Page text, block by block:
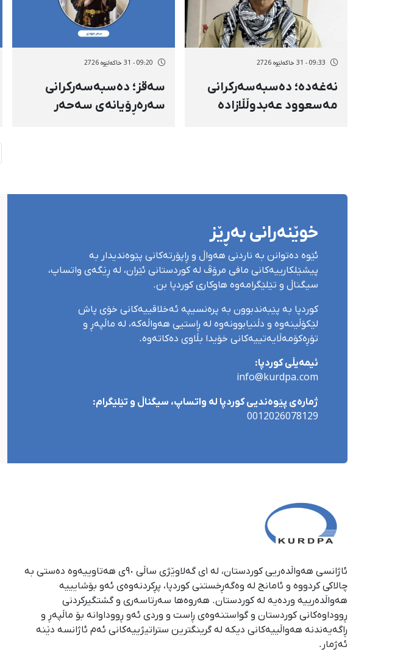
09:33 - 31 خاکەلێوه 2726
نەغەدە؛ دەسبەسەرکرانی
مەسعوود عەبدوڵڵازادە
09:20 - 31 خاکەلێوه 2726
سەقز؛ دەسبەسەرکرانی
سەرەڕۆیانەی سەحەر
خوێنەرانی بەڕێز
ئێوە دەتوانن بە ناردنی هەواڵ و ڕاپۆرتەکانی پێوەندیدار بە
پیشێلکارییەکانی مافی مرۆڤ لە کوردستانی ئێران، لە ڕێگەی واتساپ،
سیگناڵ و تێلێگرامەوە هاوکاری کوردپا بن.
کوردپا بە پێبەندبوون بە پرەنسیپە ئەخلاقییەکانی خۆی پاش
لێکۆڵینەوە و دڵنیابوونەوە لە ڕاستیی هەواڵەکە، لە ماڵپەڕ و
تۆڕەکۆمەڵایەتییەکانی خۆیدا بڵاوی دەکاتەوە.
ئیمەیڵی کوردپا:
info@kurdpa.com
ژمارەی پێوەندیی کوردپا لە واتساپ، سیگناڵ و تێلێگرام:
0012026078129
ئاژانسی هەواڵدەریی کوردستان، لە ١ی گەلاوێژی ساڵی ٩٠ی هەتاوییەوە دەستی بە
چالاکی کردووە و ئامانج لە وەگەڕخستنی كوردپا، پڕكردنەوەی ئەو بۆشایییە
هەواڵدەرییە وردەیە لە كوردستان. هەروەها سەرتاسەری و گشتگیركردنی
ڕووداوەكانی كوردستان و گواستنەوەی ڕاست و وردی ئەو ڕووداوانە بۆ ماڵپەڕ و
ڕاگەیەندنە هەواڵییەكانی دیكە لە گرینگترین ستراتیژییەكانی ئەم ئاژانسە دێنە
ئەژمار.